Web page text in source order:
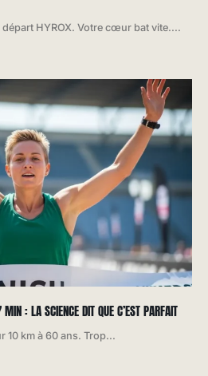
HYROX. Votre cœur bat vite....
: LA SCIENCE DIT QUE C’EST PARFAIT
10 km à 60 ans. Trop...